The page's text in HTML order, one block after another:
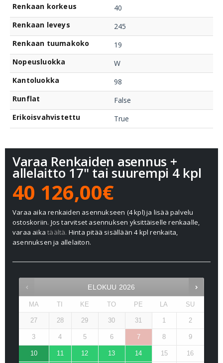
Renkaan korkeus
40
Renkaan leveys
245
Renkaan tuumakoko
19
Nopeusluokka
W
Kantoluokka
98
Runflat
False
Erikoisvahvistettu
True
Varaa Renkaiden asennus +
allelaitto 17" tai suurempi 4 kpl
40 126,00€
Varaa aika renkaiden asennukseen (4 kpl) ja lisää palvelu
ostoskoriin. Jos tarvitset asennuksen yksittäiselle renkaalle,
varaa aikatäältä. Hinta pitää sisällään 4 kpl renkaita,
asennuksen ja allelaiton.
ELOKUU 2026
MA TI KE TO PE LA SU
27 28 29 30 31 1 2
3 4 5 6 7 8 9
10 11 12 13 14 15 16